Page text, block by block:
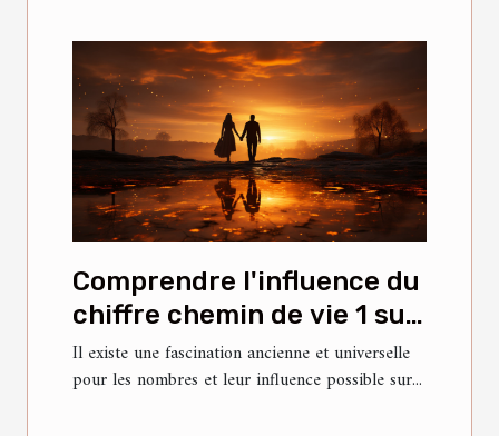
Comprendre l'influence du
chiffre chemin de vie 1 sur
la personnalité et les
relations
Il existe une fascination ancienne et universelle
pour les nombres et leur influence possible sur...